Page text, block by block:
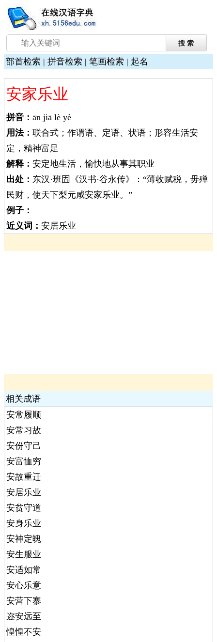
部首检索 | 拼音检索 | 笔画检索 | 起名
安家乐业
拼音： ān jiā lè yè
用法： 联合式；作谓语、定语、状语；形容生活安
定，精神富足
解释： 安定地生活，愉快地从事其职业
出处： 东汉·班固《汉书·谷永传》：“薄收赋税，毋殚
民财，使天下梨元咸安家乐业。”
例子：
近义词： 安居乐业
相关成语
安常履顺
安常习故
安份守己
安富恤穷
安故重迁
安居乐业
安贫守道
安身乐业
安神定魄
安生服业
安适如常
安心乐意
安营下寨
迩安远至
惶惶不安